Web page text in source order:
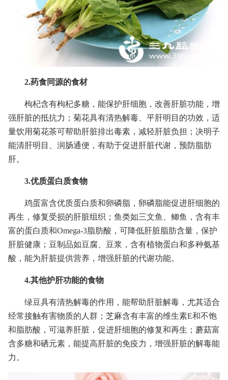
2.药食同源的食材
枸杞含有枸杞多糖，能保护肝细胞，改善肝脏功能，增
强肝脏的抵抗力；菊花具有清热解毒、平肝明目的功效，适
量饮用菊花茶可帮助肝脏排出毒素，减轻肝脏负担；决明子
能清肝明目、润肠通便，有助于促进肝脏代谢，预防脂肪
肝。
3.优质蛋白质食物
鸡蛋富含优质蛋白质和卵磷脂，卵磷脂能促进肝细胞的
再生，修复受损的肝脏组织；鱼类如三文鱼、鲫鱼，含有丰
富的蛋白质和Omega-3脂肪酸，可降低肝脏脂肪含量，保护
肝脏健康；豆制品如豆腐、豆浆，含有植物蛋白和多种氨基
酸，能为肝脏提供营养，增强肝脏的代谢功能。
4.其他护肝功能的食物
绿豆具有清热解毒的作用，能帮助肝脏解毒，尤其适合
经常接触有害物质的人群；芝麻含有丰富的维生素E和不饱
和脂肪酸，可滋养肝脏，促进肝细胞的修复和再生；蘑菇富
含多糖和硒元素，能提高肝脏的免疫力，增强肝脏的解毒能
力。